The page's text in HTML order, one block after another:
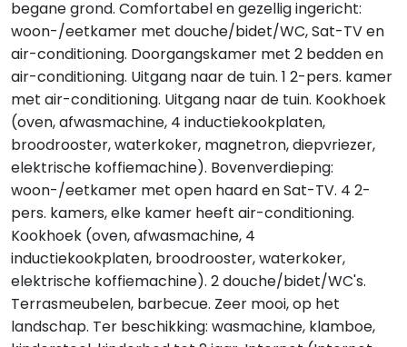
begane grond. Comfortabel en gezellig ingericht:
woon-/eetkamer met douche/bidet/WC, Sat-TV en
air-conditioning. Doorgangskamer met 2 bedden en
air-conditioning. Uitgang naar de tuin. 1 2-pers. kamer
met air-conditioning. Uitgang naar de tuin. Kookhoek
(oven, afwasmachine, 4 inductiekookplaten,
broodrooster, waterkoker, magnetron, diepvriezer,
elektrische koffiemachine). Bovenverdieping:
woon-/eetkamer met open haard en Sat-TV. 4 2-
pers. kamers, elke kamer heeft air-conditioning.
Kookhoek (oven, afwasmachine, 4
inductiekookplaten, broodrooster, waterkoker,
elektrische koffiemachine). 2 douche/bidet/WC's.
Terrasmeubelen, barbecue. Zeer mooi, op het
landschap. Ter beschikking: wasmachine, klamboe,